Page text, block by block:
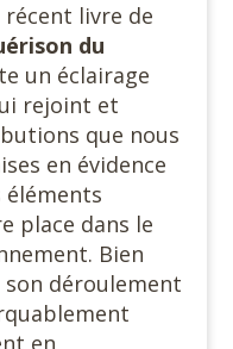
récent livre de
du
un éclairage
rejoint et
que nous
en évidence
place dans le
Bien
déroulement